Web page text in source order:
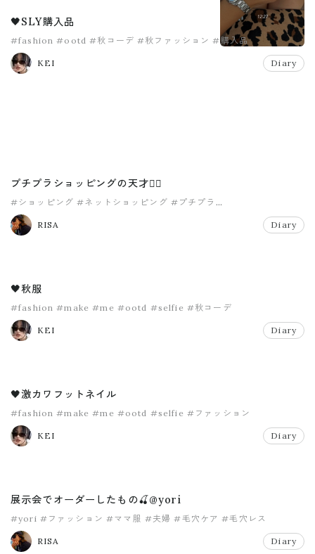
🖤SLY購入品
#fashion #ootd #秋コーデ #秋ファッション #購入品
KEI Diary
プチプラショッピングの天才✌🏽
#ショッピング #ネットショッピング #プチプラ
#プチプラショッピング
RISA
Diary
🖤秋服
#fashion #make #me #ootd #selfie #秋コーデ
KEI Diary
🖤激カワフットネイル
#fashion #make #me #ootd #selfie #ファッション
KEI Diary
展示会でオーダーしたもの🍒@yori
#yori #ファッション #ママ服 #夫婦 #毛穴ケア #毛穴レス
RISA Diary